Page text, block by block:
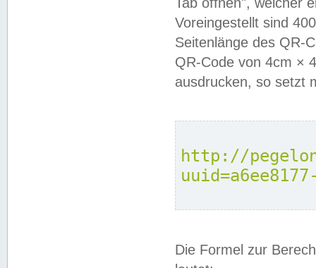
Voreingestellt sind
Seitenlänge des QR-
QR-Code von 4cm ×
ausdrucken, so setzt
http://
Die Formel zur